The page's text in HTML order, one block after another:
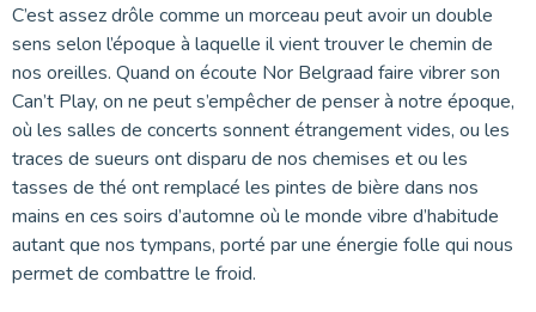
C’est assez drôle comme un morceau peut avoir un double
sens selon l’époque à laquelle il vient trouver le chemin de
nos oreilles. Quand on écoute Nor Belgraad faire vibrer son
Can’t Play, on ne peut s’empêcher de penser à notre époque,
où les salles de concerts sonnent étrangement vides, ou les
traces de sueurs ont disparu de nos chemises et ou les
tasses de thé ont remplacé les pintes de bière dans nos
mains en ces soirs d’automne où le monde vibre d’habitude
autant que nos tympans, porté par une énergie folle qui nous
permet de combattre le froid.